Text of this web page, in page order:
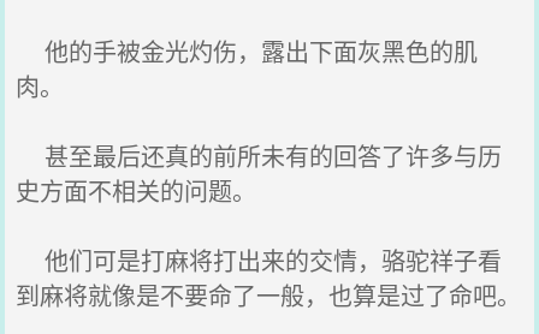
他的手被金光灼伤，露出下面灰黑色的肌
肉。
甚至最后还真的前所未有的回答了许多与历
史方面不相关的问题。
他们可是打麻将打出来的交情，骆驼祥子看
到麻将就像是不要命了一般，也算是过了命吧。